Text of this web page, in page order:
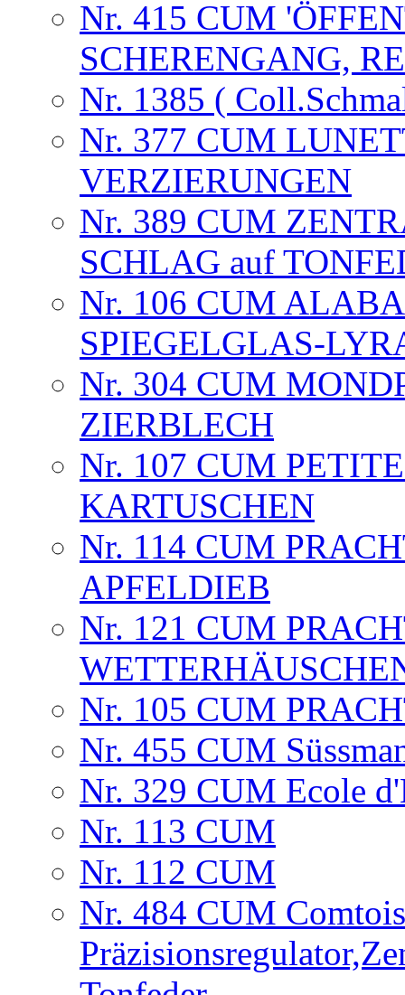
Nr. 415 CUM
SCHERENGANG,
Nr. 1385 (
Nr. 377 CUM
VERZIERUNGEN
Nr. 389 CUM
SCHLAG auf
Nr. 106 CUM
SPIEGELGLAS-
Nr. 304 CUM
ZIERBLECH
Nr. 107 CUM
KARTUSCHEN
Nr. 114 CUM
APFELDIEB
Nr. 121 CUM
Nr. 105 CUM
Nr. 455 CUM
Nr. 329 CUM Ecole
Nr. 113 CUM
Nr. 112 CUM
Nr. 484 CUM